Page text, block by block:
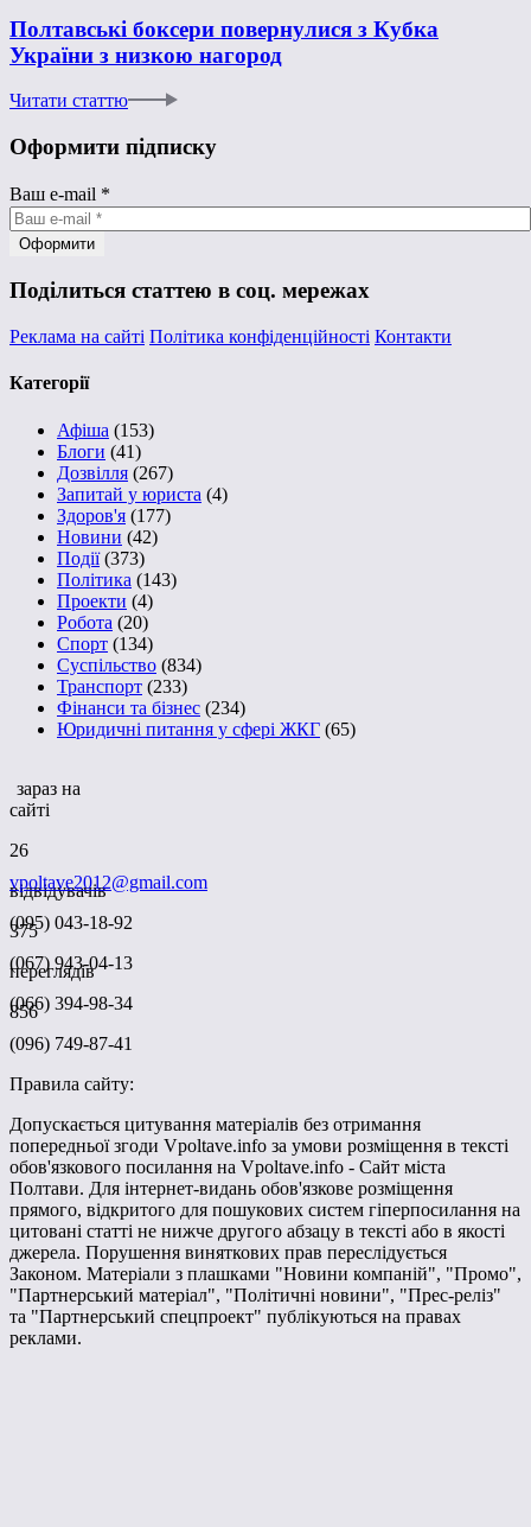
Полтавські боксери повернулися з Кубка
України з низкою нагород
Читати статтю
Оформити підписку
Ваш e-mail *
Поділиться статтею в соц. мережах
Реклама на сайті Політика конфіденційності Контакти
Категорії
Афіша (153)
Блоги (41)
Дозвілля (267)
Запитай у юриста (4)
Здоров'я (177)
Новини (42)
Події(373)
Політика (143)
Проекти (4)
Робота (20)
Спорт (134)
Суспільство (834)
Транспорт (233)
Фінанси та бізнес (234)
Юридичні питання у сфері ЖКГ (65)
зараз на
сайті
26
відвідувачів
375
переглядів
856
vpoltave2012@gmail.com
(095) 043-18-92
(067) 943-04-13
(066) 394-98-34
(096) 749-87-41
Правила сайту:
Допускається цитування матеріалів без отримання
попередньої згоди Vpoltave.info за умови розміщення в тексті
обов'язкового посилання на Vpoltave.info - Сайт міста
Полтави. Для інтернет-видань обов'язкове розміщення
прямого, відкритого для пошукових систем гіперпосилання на
цитовані статті не нижче другого абзацу в тексті або в якості
джерела. Порушення виняткових прав переслідується
Законом. Матеріали з плашками "Новини компаній", "Промо",
"Партнерський матеріал", "Політичні новини", "Прес-реліз"
та "Партнерський спецпроект" публікуються на правах
реклами.